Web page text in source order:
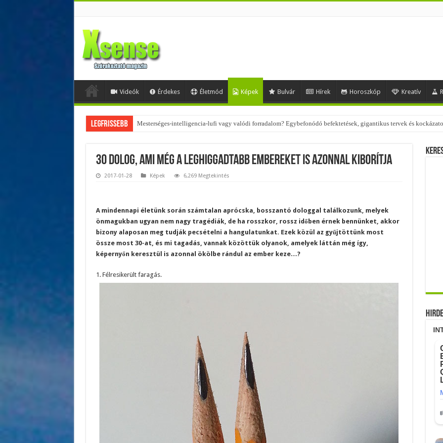
Videók Érdekes Életmód Képek Bulvár Hírek Horoszkóp Kreatív
Legfrissebb Az övtáskák továbbra is trendik – nézd meg, milyen stílusokhoz illenek!
30 dolog, ami még a leghiggadtabb embereket is azonnal kiborítja
2017-01-28 Képek 6,269 Megtekintés
A mindennapi életünk során számtalan aprócska, bosszantó dologgal találkozunk, melyek
önmagukban ugyan nem nagy tragédiák, de ha rosszkor, rossz időben érnek bennünket, akkor
bizony alaposan meg tudják pecsételni a hangulatunkat. Ezek közül az gyűjtöttünk most
össze most 30-at, és mi tagadás, vannak közöttük olyanok, amelyek láttán még így,
képernyőn keresztül is azonnal ökölbe rándul az ember keze…?
1. Félresikerült faragás.